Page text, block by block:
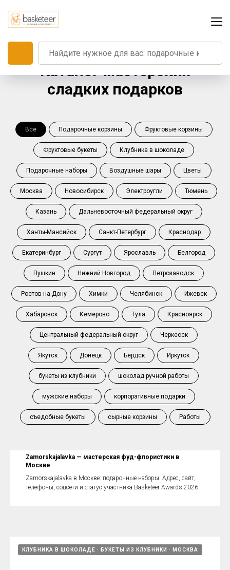
Каталог мастерских
сладких подарков
Все Подарочные корзины Фруктовые корзины
Фруктовые букеты Клубника в шоколаде
Подарочные наборы Воздушные шары Цветы
Москва Новосибирск Электроугли Тюмень
Казань Дальневосточный федеральный округ
Ханты-Мансийск Санкт-Петербург Краснодар
Екатеринбург Сургут Ярославль Белгород
Пушкин Нижний Новгород Петрозаводск
Ростов-на-Дону Химки Челябинск Ижевск
Хабаровск Кемерово Тула Красноярск
Центральный федеральный округ Черкесск
Якутск Донецк Бердск Иркутск
букеты из клубники шоколад ручной работы
мужские наборы корпоративные подарки
съедобные букеты сырные корзины Работы
Zamorskajalavka — мастерская фуд-флористики в
Москве
Zamorskajalavka в Москве: подарочные наборы. Адрес, сайт,
телефоны, соцсети и статус участника Basketeer Awards 2026.
КЛУБНИКА В ШОКОЛАДЕ БУКЕТЫ ИЗ КЛУБНИКИ МОСКВА